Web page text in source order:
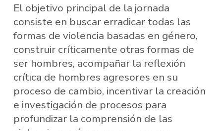
El objetivo principal de la jornada
consiste en buscar erradicar todas las
formas de violencia basadas en género,
construir críticamente otras formas de
ser hombres, acompañar la reflexión
crítica de hombres agresores en su
proceso de cambio, incentivar la creación
e investigación de procesos para
profundizar la comprensión de las